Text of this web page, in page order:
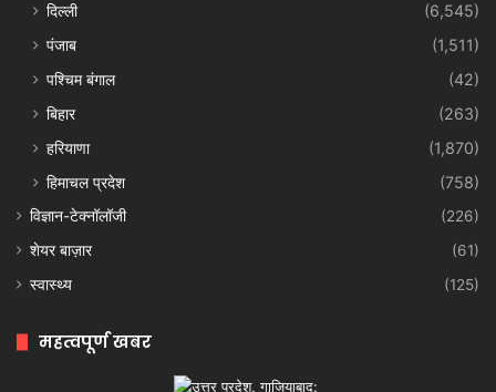
दिल्ली
(6,545)
पंजाब
(1,511)
पश्चिम बंगाल
(42)
बिहार
(263)
हरियाणा
(1,870)
हिमाचल प्रदेश
(758)
विज्ञान-टेक्नॉलॉजी
(226)
शेयर बाज़ार
(61)
स्वास्थ्य
(125)
महत्वपूर्ण खबर